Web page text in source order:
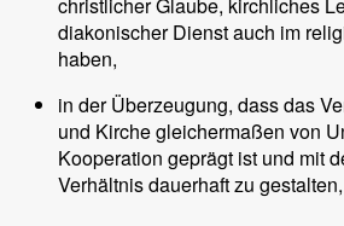
christlicher Glaube, kirchliches
diakonischer Dienst auch im
haben,
in der Überzeugung, dass das
und Kirche gleichermaßen von
Kooperation geprägt ist und mit
Verhältnis dauerhaft zu gestalten,